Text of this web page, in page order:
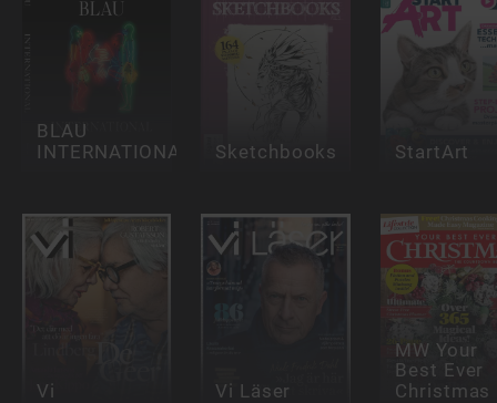
BLAU
INTERNATIONAL
Sketchbooks StartArt
Vi Vi Läser
MW Your
Best Ever
Christmas